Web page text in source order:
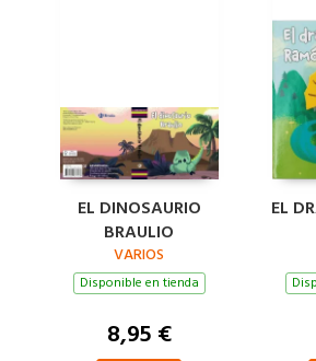
EL DINOSAURIO
BRAULIO
VARIOS
Disponible en tienda
8,95 €
EL